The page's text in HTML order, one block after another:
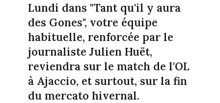
Lundi dans "Tant qu'il y aura
des Gones", votre équipe
habituelle, renforcée par le
journaliste Julien Huët,
reviendra sur le match de l'OL
à Ajaccio, et surtout, sur la fin
du mercato hivernal.